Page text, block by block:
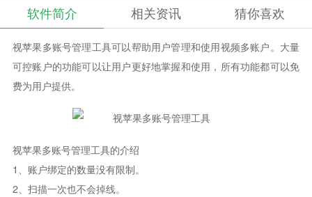
软件简介 相关资讯 猜你喜欢
视苹果多账号管理工具可以帮助用户管理和使用视频多账户。大量
可控账户的功能可以让用户更好地掌握和使用，所有功能都可以免
费为用户提供。
视苹果多账号管理工具的介绍
1、账户绑定的数量没有限制。
2、扫描一次也不会掉线。